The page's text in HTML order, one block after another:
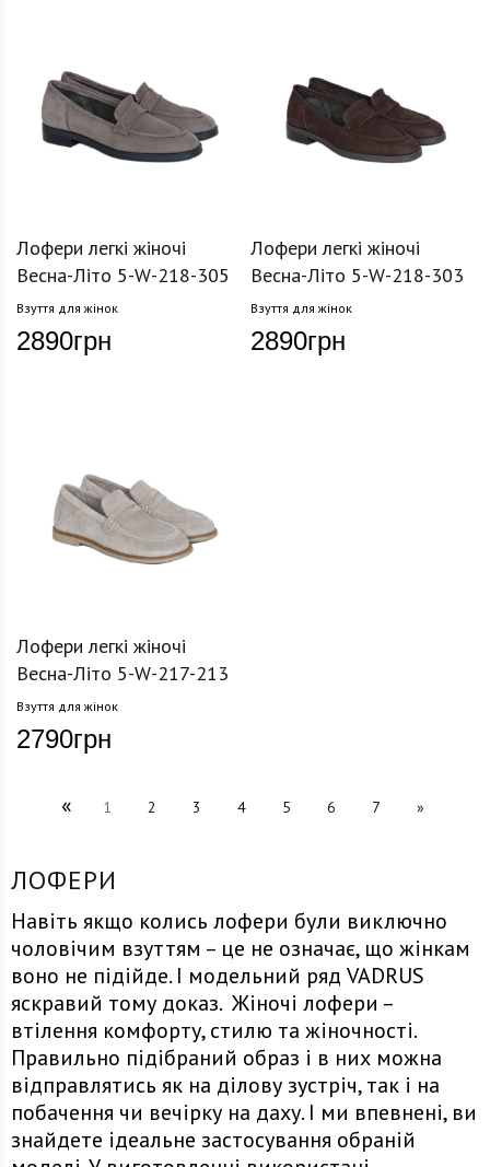
Лофери легкі жіночі
Весна-Літо 5-W-218-305
Взуття для жінок
2890грн
Лофери легкі жіночі
Весна-Літо 5-W-218-303
Взуття для жінок
2890грн
Лофери легкі жіночі
Весна-Літо 5-W-217-213
Взуття для жінок
2790грн
« 1 2 3 4 5 6 7 »
ЛОФЕРИ
Навіть якщо колись лофери були виключно
чоловічим взуттям – це не означає, що жінкам
воно не підійде. І модельний ряд VADRUS
яскравий тому доказ. Жіночі лофери –
втілення комфорту, стилю та жіночності.
Правильно підібраний образ і в них можна
відправлятись як на ділову зустріч, так і на
побачення чи вечірку на даху. І ми впевнені, ви
знайдете ідеальне застосування обраній